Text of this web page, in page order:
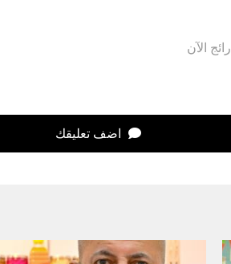
رائج الآن
اضف تعليقك